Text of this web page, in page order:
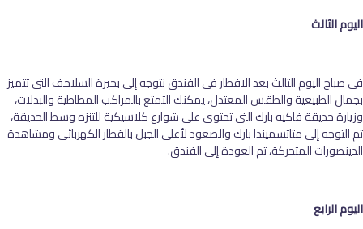
اليوم الثالث
في صباح اليوم الثالث بعد الافطار في الفندق نتوجه إلى بحيرة السلاحف التي تتميز
بجمال الطبيعية والطقس المعتدل، يمكنك التمتع بالمراكب المطاطية والبدلات،
وزيارة حديقة فاكيه بارك التي تحتوي على شوارع كلاسيكية للتنزه وسط الحديقة،
ثم التوجه إلى متاتسميندا بارك والصعود لأعلى الجبل بالقطار الكهربائي ومشاهدة
الدينصورات المتحركة، ثم العودة إلى الفندق.
اليوم الرابع